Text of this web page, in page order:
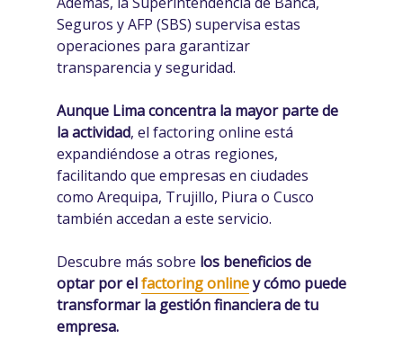
Seguros y AFP (SBS) supervisa estas
operaciones para garantizar
transparencia y seguridad.
Aunque Lima concentra la mayor parte de
la actividad, el factoring online está
expandiéndose a otras regiones,
facilitando que empresas en ciudades
como Arequipa, Trujillo, Piura o Cusco
también accedan a este servicio.
Descubre más sobre los beneficios de
optar por elfactoring onliney cómo puede
transformar la gestión financiera de tu
empresa.